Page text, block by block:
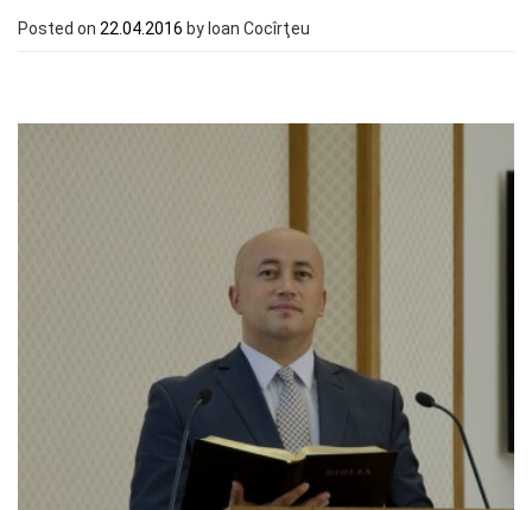
Posted on 22.04.2016 by Ioan Cocîrţeu